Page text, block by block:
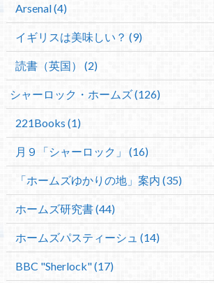
Arsenal (4)
イギリスは美味しい？ (9)
読書（英国） (2)
シャーロック・ホームズ (126)
221Books (1)
月９「シャーロック」 (16)
「ホームズゆかりの地」案内 (35)
ホームズ研究書 (44)
ホームズパスティーシュ (14)
BBC "Sherlock" (17)